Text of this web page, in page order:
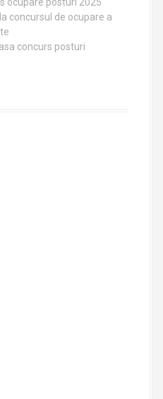
concursul de ocupare a
concurs posturi